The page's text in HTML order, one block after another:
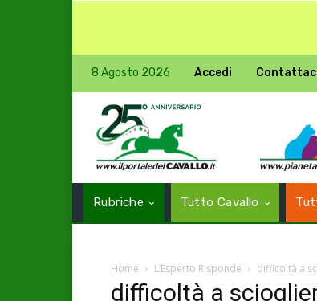
8 Agosto 2026 Accedi
Rubriche Tutto Cavallo
Home L’Esperto Risponde difficoltà a
difficoltà a